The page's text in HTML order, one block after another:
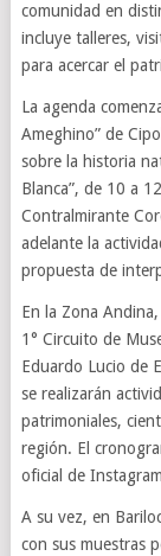
comunidad en
incluye talleres,
para acercar el
La agenda
Ameghino” de
sobre la historia
Blanca”, de 10 a
Contralmirante
adelante la
propuesta de
En la Zona
1° Circuito de
Eduardo Lucio de
se realizarán
patrimoniales,
región. El
oficial de
A su vez, en
con sus muestras